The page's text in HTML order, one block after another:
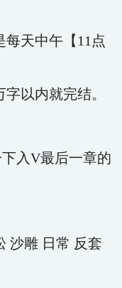
每天中午【11点
以内就完结。
入V最后一章的
沙雕 日常 反套